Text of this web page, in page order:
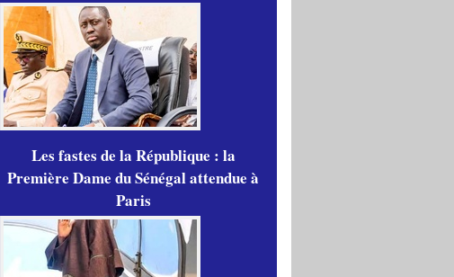
Les fastes de la République : la
Première Dame du Sénégal attendue à
Paris